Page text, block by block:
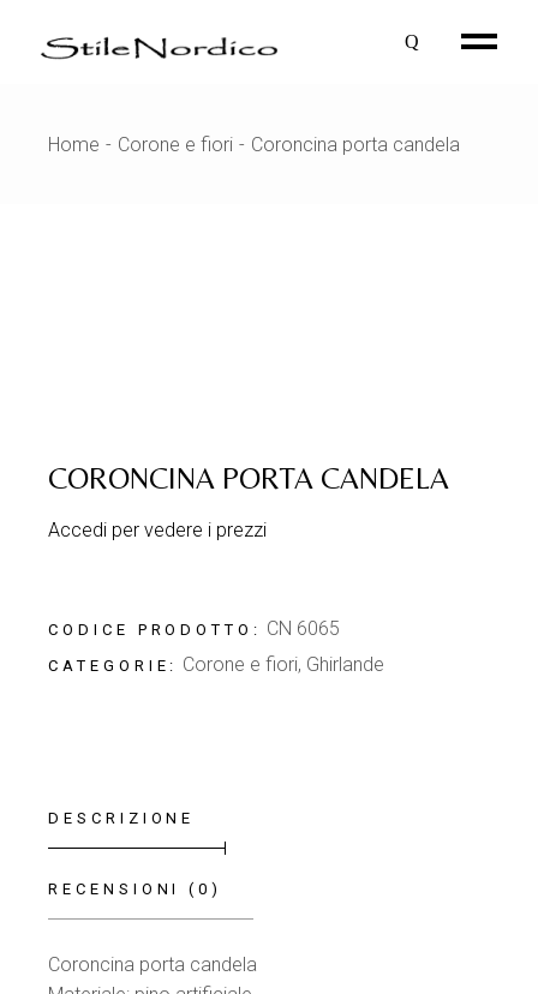
content
Home Corone e fiori Coroncina porta candela
CORONCINA PORTA CANDELA
Accedi per vedere i prezzi
CODICE PRODOTTO: CN 6065
CATEGORIE: Corone e fiori, Ghirlande
DESCRIZIONE
RECENSIONI (0)
Coroncina porta candela